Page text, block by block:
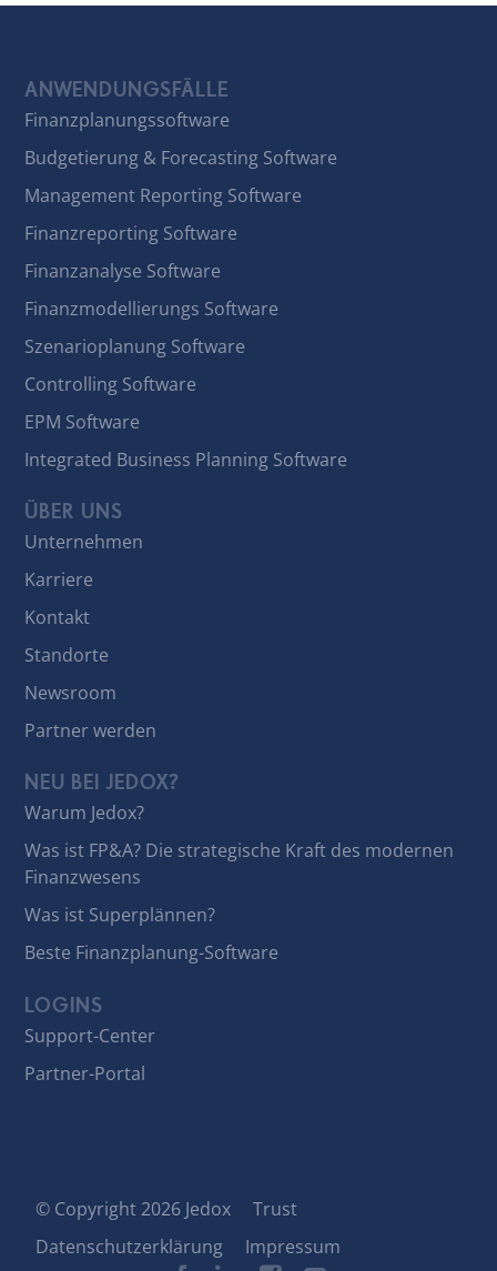
ANWENDUNGSFÄLLE
Finanzplanungssoftware
Budgetierung & Forecasting Software
Management Reporting Software
Finanzreporting Software
Finanzanalyse Software
Finanzmodellierungs Software
Szenarioplanung Software
Controlling Software
EPM Software
Integrated Business Planning Software
ÜBER UNS
Unternehmen
Karriere
Kontakt
Standorte
Newsroom
Partner werden
NEU BEI JEDOX?
Warum Jedox?
Was ist FP&A? Die strategische Kraft des modernen
Finanzwesens
Was ist Superplännen?
Beste Finanzplanung-Software
LOGINS
Support-Center
Partner-Portal
© Copyright 2026 Jedox
Trust
Datenschutzerklärung
Impressum